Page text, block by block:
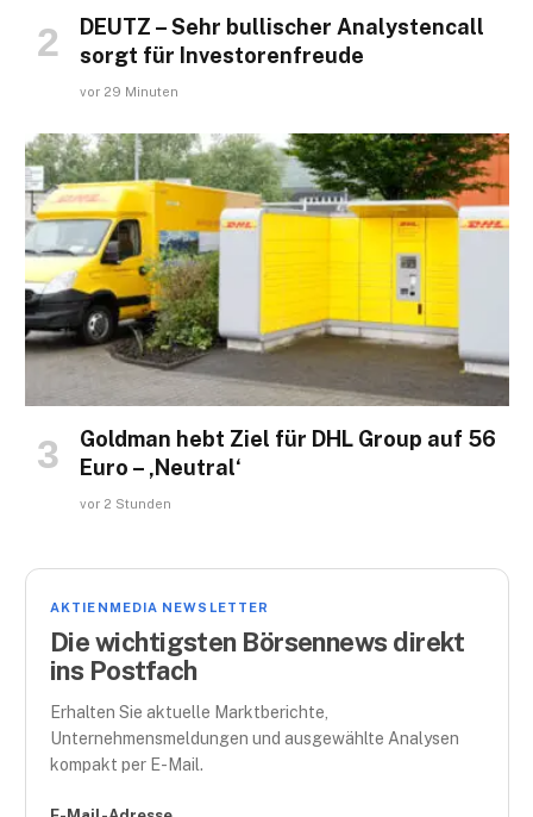
DEUTZ – Sehr bullischer Analystencall
sorgt für Investorenfreude
vor 29 Minuten
Goldman hebt Ziel für DHL Group auf 56
Euro – ‚Neutral‘
vor 2 Stunden
AKTIENMEDIA NEWSLETTER
Die wichtigsten Börsennews direkt
ins Postfach
Erhalten Sie aktuelle Marktberichte,
Unternehmensmeldungen und ausgewählte Analysen
kompakt per E-Mail.